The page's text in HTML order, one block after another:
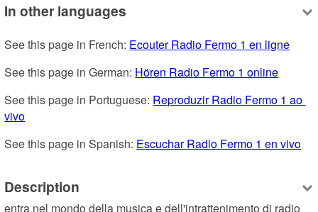
In other languages
See this page in French: Ecouter Radio Fermo 1 en ligne
See this page in German: Hören Radio Fermo 1 online
See this page in Portuguese: Reproduzir Radio Fermo 1 ao
vivo
See this page in Spanish: Escuchar Radio Fermo 1 en vivo
Description
entra nel mondo della musica e dell'intrattenimento di radio